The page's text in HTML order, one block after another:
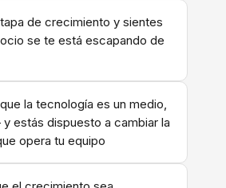
de crecimiento y sientes
se te está escapando de
la tecnología es un medio,
estás dispuesto a cambiar la
opera tu equipo